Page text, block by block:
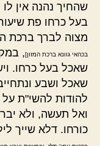
שהחיך נהנה אין
בעל כרחו פת
מצוה לברך ברכת
בכהאי גוונא ברכת המזון],
שאכל בעל כרחו.
שאכל ושבע
להודות להשי"ת
ואל תעשה, ולא
כורחו. דלא שייך